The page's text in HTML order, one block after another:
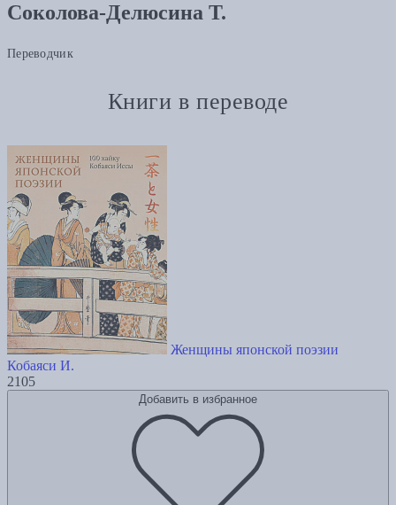
Соколова-Делюсина Т.
Переводчик
Книги в переводе
Женщины японской поэзии
Кобаяси И.
2105
Добавить в избранное